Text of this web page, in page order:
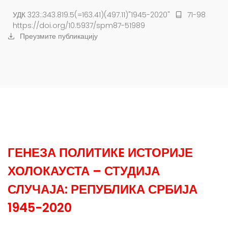
УДК 323::343.819.5(=163.41)(497.11)"1945-2020"
71-98
https://doi.org/10.5937/spm87-51989
Преузмите публикацију
ГЕНЕЗА ПОЛИТИКE ИСТОРИЈЕ
ХОЛОКАУСТА – СТУДИЈА
СЛУЧАЈА: РЕПУБЛИКА СРБИЈА
1945-2020